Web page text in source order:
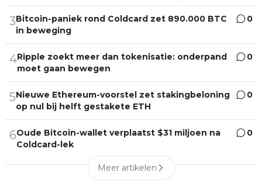
3Bitcoin-paniek rond Coldcard zet 890.000 BTC
in beweging
0
4Ripple zoekt meer dan tokenisatie: onderpand
moet gaan bewegen
0
5Nieuwe Ethereum-voorstel zet stakingbeloning
op nul bij helft gestakete ETH
0
6Oude Bitcoin-wallet verplaatst $31 miljoen na
Coldcard-lek
0
Meer artikelen